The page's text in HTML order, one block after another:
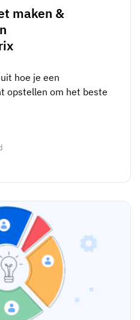
maken &
hoe je een
opstellen om het beste